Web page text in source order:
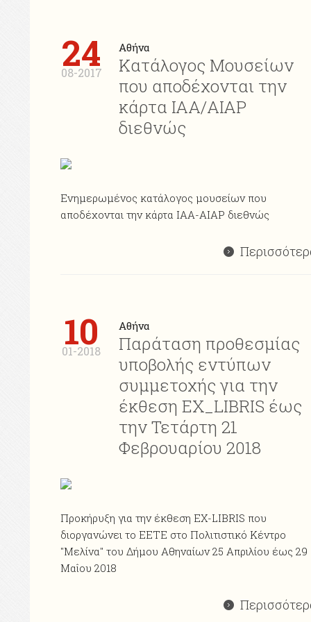
24
08-2017
Αθήνα
Κατάλογος Μουσείων
που αποδέχονται την
κάρτα ΙΑΑ/ΑΙΑP
διεθνώς
Ενημερωμένος κατάλογος μουσείων που
αποδέχονται την κάρτα ΙΑΑ-AIAP διεθνώς
10
01-2018
Αθήνα
Παράταση προθεσμίας
υποβολής εντύπων
συμμετοχής για την
έκθεση ΕΧ_LIBRIS έως
την Τετάρτη 21
Φεβρουαρίου 2018
Προκήρυξη για την έκθεση ΕΧ-LIBRIS που
διοργανώνει το ΕΕΤΕ στο Πολιτιστικό Κέντρο
"Μελίνα" του Δήμου Αθηναίων 25 Απριλίου έως 29
Μαΐου 2018